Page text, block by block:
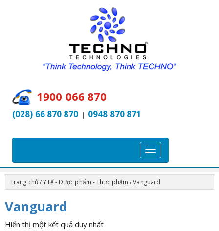
1900 066 870
(028) 66 870 870 | 0948 870 871
T
o
g
g
Trang chủ/Y tế - Dược phẩm - Thực phẩm / Vanguard
Vanguard
Hiển thị một kết quả duy nhất